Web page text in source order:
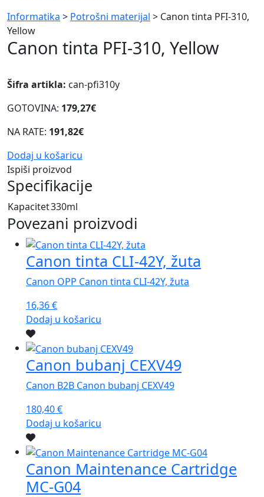
Informatika > Potrošni materijal > Canon tinta PFI-310,
Yellow
Canon tinta PFI-310, Yellow
Šifra artikla: can-pfi310y
GOTOVINA: 179,27€
NA RATE: 191,82€
Dodaj u košaricu
Ispiši proizvod
Specifikacije
Kapacitet330ml
Povezani proizvodi
Canon tinta CLI-42Y, žuta
Canon OPP Canon tinta CLI-42Y, žuta
16,36€
Dodaj u košaricu
Canon bubanj CEXV49
Canon B2B Canon bubanj CEXV49
180,40€
Dodaj u košaricu
Canon Maintenance Cartridge
MC-G04